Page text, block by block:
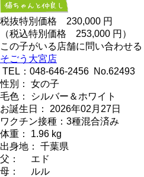
税抜特別価格 230,000 円
（税込特別価格 253,000 円）
この子がいる店舗に問い合わせる
そごう大宮店
TEL：048-646-2456 No.62493
性別： 女の子
毛色： シルバー＆ホワイト
お誕生日： 2026年02月27日
ワクチン接種：3種混合済み
体重： 1.96 kg
出身地： 千葉県
父： エド
母： ルル